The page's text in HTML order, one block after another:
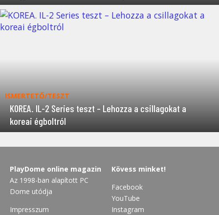
ISMERTETŐ/TESZT
KOREA. IL-2 Series teszt – Lehozza a csillagokat a
koreai égboltról
PlayDome online magazin
Az 1998-ban alapított PC
Dome utódja
Impresszum
Kövess minket!
Facebook
YouTube
Instagram